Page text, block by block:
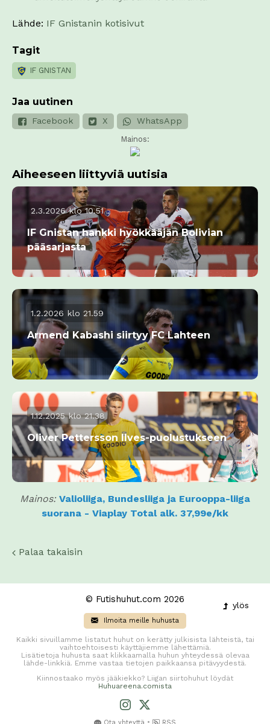
Lähde: IF Gnistanin kotisivut
Tagit
IF GNISTAN
Jaa uutinen
Facebook X WhatsApp
Mainos:
Aiheeseen liittyviä uutisia
2.3.2026 klo 10.51
IF Gnistan hankki hyökkääjän Bolivian
pääsarjasta
1.2.2026 klo 21.59
Armend Kabashi siirtyy FC Lahteen
1.12.2025 klo 21.38
Oliver Pettersson Ilves-puolustukseen
Mainos: Valioliiga, Bundesliiga ja Eurooppa-liiga
suorana - Viaplay Total alk. 37,99e/kk
Palaa takaisin
ylös
© Futishuhut.com 2026
Ilmoita meille huhusta
Kaikki sivuillamme listatut huhut on kerätty julkisista lähteistä, tai
vaihtoehtoisesti käyttäjiemme lähettämiä.
Lisätietoja huhusta saat klikkaamalla huhun yhteydessä olevaa
lähde-linkkiä. Emme vastaa tietojen paikkaansa pitävyydestä.
Kiinnostaako myös jääkiekko? Liigan siirtohuhut löydät
Huhuareena.comista